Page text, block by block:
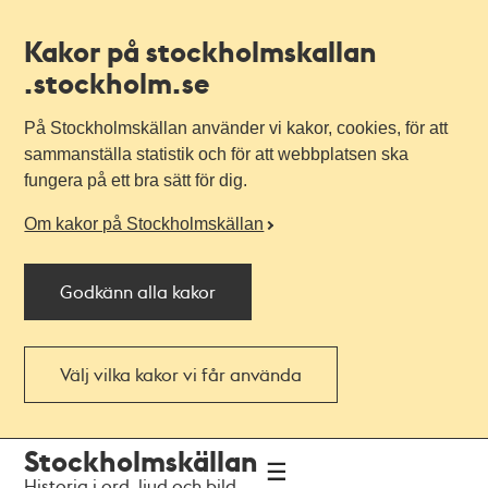
Kakor på stockholmskallan
.stockholm.se
På Stockholmskällan använder vi kakor, cookies, för att
sammanställa statistik och för att webbplatsen ska
fungera på ett bra sätt för dig.
Om kakor på Stockholmskällan
Godkänn alla kakor
Välj vilka kakor vi får använda
navigationen
huvudinnehållet
Stockholmskällan